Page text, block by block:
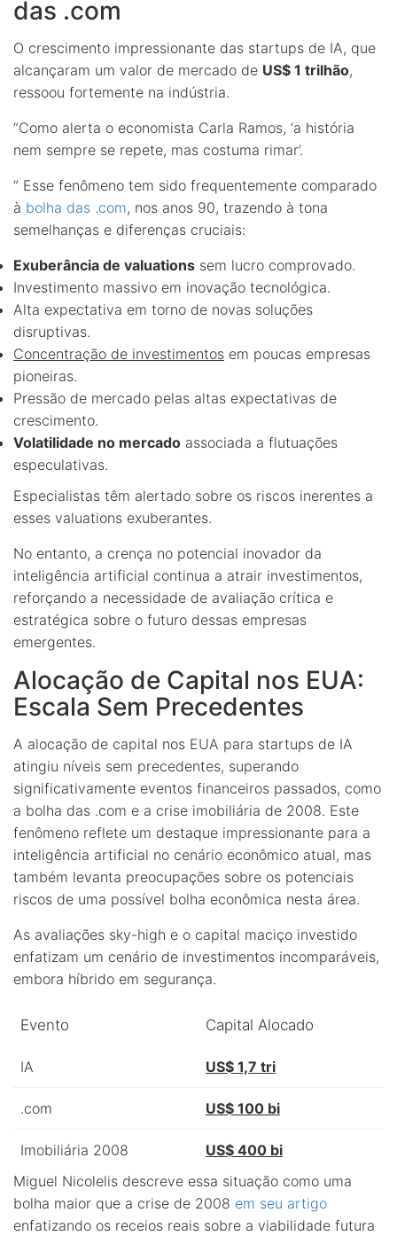
das .com
O crescimento impressionante das startups de IA, que
alcançaram um valor de mercado de US$ 1 trilhão,
ressoou fortemente na indústria.
“Como alerta o economista Carla Ramos, ‘a história
nem sempre se repete, mas costuma rimar’.
” Esse fenômeno tem sido frequentemente comparado
à bolha das .com, nos anos 90, trazendo à tona
semelhanças e diferenças cruciais:
Exuberância de valuations sem lucro comprovado.
Investimento massivo em inovação tecnológica.
Alta expectativa em torno de novas soluções
disruptivas.
Concentração de investimentos em poucas empresas
pioneiras.
Pressão de mercado pelas altas expectativas de
crescimento.
Volatilidade no mercado associada a flutuações
especulativas.
Especialistas têm alertado sobre os riscos inerentes a
esses valuations exuberantes.
No entanto, a crença no potencial inovador da
inteligência artificial continua a atrair investimentos,
reforçando a necessidade de avaliação crítica e
estratégica sobre o futuro dessas empresas
emergentes.
Alocação de Capital nos EUA:
Escala Sem Precedentes
A alocação de capital nos EUA para startups de IA
atingiu níveis sem precedentes, superando
significativamente eventos financeiros passados, como
a bolha das .com e a crise imobiliária de 2008. Este
fenômeno reflete um destaque impressionante para a
inteligência artificial no cenário econômico atual, mas
também levanta preocupações sobre os potenciais
riscos de uma possível bolha econômica nesta área.
As avaliações sky-high e o capital maciço investido
enfatizam um cenário de investimentos incomparáveis,
embora híbrido em segurança.
Evento Capital Alocado
IA US$ 1,7 tri
.com US$ 100 bi
Imobiliária 2008
US$ 400 bi
Miguel Nicolelis descreve essa situação como uma
bolha maior que a crise de 2008 em seu artigo
enfatizando os receios reais sobre a viabilidade futura